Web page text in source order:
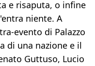
e risaputa, o infine
niente. A
evento di Palazzo
di una nazione e il
Guttuso, Lucio